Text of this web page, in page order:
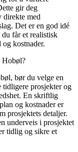
gir deg
direkte med
Det er en god idé
du får et realistisk
kostnader.
Hobøl?
bør du velge en
tidligere prosjekter og
En skriftlig
og kostnader er
prosjektets detaljer.
underveis i prosjektet
tidlig og sikre et